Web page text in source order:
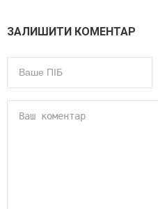
ЗАЛИШИТИ КОМЕНТАР